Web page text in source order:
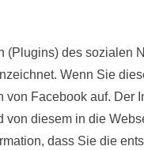
(Plugins) des sozialen
Wenn Sie
Facebook auf. Der
von diesem in die
dass Sie die